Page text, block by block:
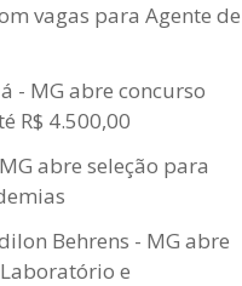
vagas para Agente de
- MG abre concurso
R$ 4.500,00
abre seleção para
Behrens - MG abre
e